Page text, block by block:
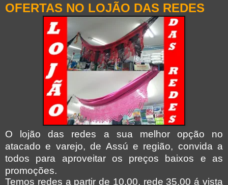
OFERTAS NO LOJÃO DAS REDES
O lojão das redes a sua melhor opção no
atacado e varejo, de Assú e região, convida a
todos para aproveitar os preços baixos e as
promoções.
Temos redes a partir de 10,00, rede 35,00 á vista